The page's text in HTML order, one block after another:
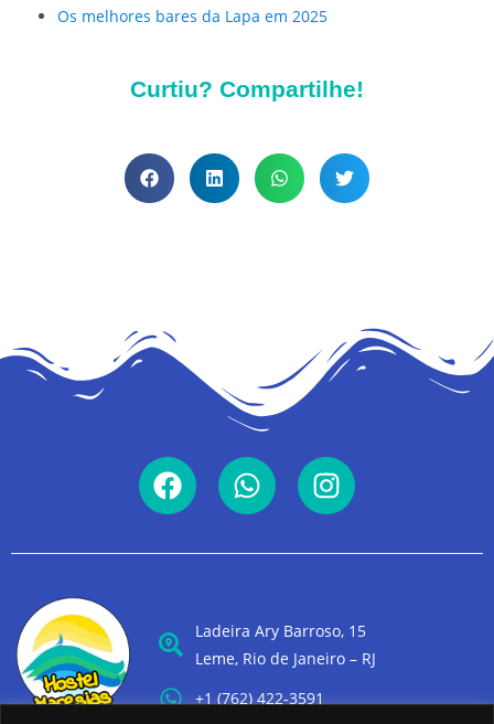
Os melhores bares da Lapa em 2025
Curtiu? Compartilhe!
Ladeira Ary Barroso, 15
Leme, Rio de Janeiro – RJ
+1 (762) 422-3591